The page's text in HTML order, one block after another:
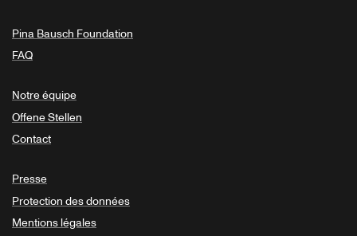
Pina Bausch Foundation
FAQ
Notre équipe
Offene Stellen
Contact
Presse
Protection des données
Mentions légales